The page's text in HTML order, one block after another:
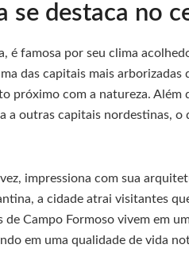
se destaca no
é famosa por seu clima
das capitais mais
próximo com a natureza. Além
a outras capitais nordestinas, o
impressiona com sua
a cidade atrai visitantes
Campo Formoso vivem em
em uma qualidade de vida